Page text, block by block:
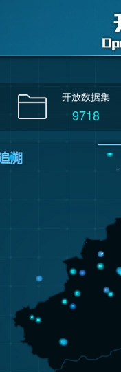
开放数据集
9718